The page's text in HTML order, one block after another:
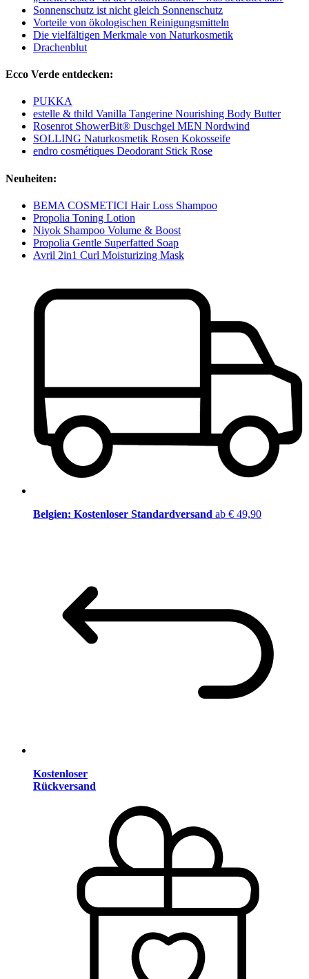
Sonnenschutz ist nicht gleich Sonnenschutz
Vorteile von ökologischen Reinigungsmitteln
Die vielfältigen Merkmale von Naturkosmetik
Drachenblut
Ecco Verde entdecken:
PUKKA
estelle & thild Vanilla Tangerine Nourishing Body Butter
Rosenrot ShowerBit® Duschgel MEN Nordwind
SOLLING Naturkosmetik Rosen Kokosseife
endro cosmétiques Deodorant Stick Rose
Neuheiten:
BEMA COSMETICI Hair Loss Shampoo
Propolia Toning Lotion
Niyok Shampoo Volume & Boost
Propolia Gentle Superfatted Soap
Avril 2in1 Curl Moisturizing Mask
Belgien: Kostenloser Standardversand ab € 49,90
Kostenloser
Rückversand